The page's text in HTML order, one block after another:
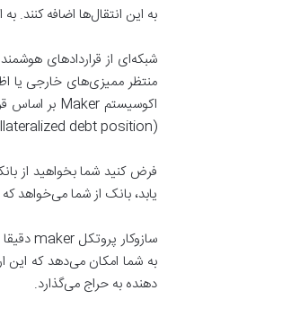
به این انتقال‌ها اضافه کنند.
شبکه‌ای از قراردادهای
منتظر ممیزی‌های خارجی یا
(collateralized debt position) که به اختصار CDP نامیده می‌شود، نوعی نرم‌افزار قرارداد هوشمند است که روی یک بلاک چین، اجرا می‌شود.
فرض کنید شما بخواهید از
یابد، بانک از شما می‌خواهد
به شما امکان می‌دهد که این
دهنده به حراج می‌گذارد.